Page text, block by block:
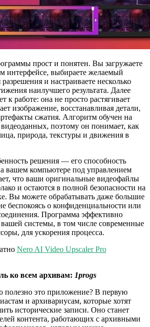
прост и понятен. Вы загружаете
интерфейсе, выбираете желаемый
и настраиваете несколько
наилучшего результата. Далее
к работе: она не просто растягивает
изображение, восстанавливая детали,
сжатия. Алгоритм обучен на
поэтому он понимает, как
природа, текстуры и движения в
решения — его способность
вашем компьютере под управлением
что ваши оригинальные видеофайлы
и остаются в полной безопасности на
Вы можете обрабатывать даже большие
беспокоясь о конфиденциальности или
Программа эффективно
вашей системы, в том числе современные
для ускорения процесса.
Nero AI Video Upscaler Pro
ко всем архивам: 1progs
полезно это приложение? В первую
и архивариусам, которые хотят
исторические записи. Оно станет
контента, работающих с архивными